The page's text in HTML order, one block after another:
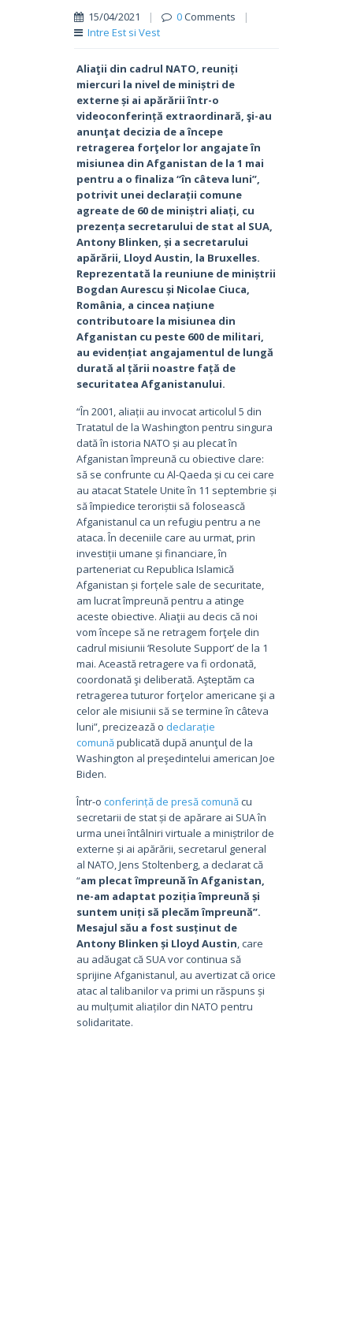
15/04/2021 | 0Comments
|
Intre Est si Vest
Aliaţii din cadrul NATO, reuniți
miercuri la nivel de miniștri de
externe și ai apărării într-o
videoconferință extraordinară, şi-au
anunţat decizia de a începe
retragerea forţelor lor angajate în
misiunea din Afganistan de la 1 mai
pentru a o finaliza “în câteva luni”,
potrivit unei declarații comune
agreate de 60 de miniștri aliați, cu
prezența secretarului de stat al SUA,
Antony Blinken, și a secretarului
apărării, Lloyd Austin, la Bruxelles.
Reprezentată la reuniune de miniștrii
Bogdan Aurescu și Nicolae Ciuca,
România, a cincea națiune
contributoare la misiunea din
Afganistan cu peste 600 de militari,
au evidențiat angajamentul de lungă
durată al țării noastre față de
securitatea Afganistanului.
“În 2001, aliații au invocat articolul 5 din
Tratatul de la Washington pentru singura
dată în istoria NATO și au plecat în
Afganistan împreună cu obiective clare:
să se confrunte cu Al-Qaeda și cu cei care
au atacat Statele Unite în 11 septembrie și
să împiedice teroriștii să folosească
Afganistanul ca un refugiu pentru a ne
ataca. În deceniile care au urmat, prin
investiții umane și financiare, în
parteneriat cu Republica Islamică
Afganistan și forțele sale de securitate,
am lucrat împreună pentru a atinge
aceste obiective. Aliaţii au decis că noi
vom începe să ne retragem forţele din
cadrul misiunii ‘Resolute Support’ de la 1
mai. Această retragere va fi ordonată,
coordonată şi deliberată. Aşteptăm ca
retragerea tuturor forţelor americane şi a
celor ale misiunii să se termine în câteva
luni”, precizează o declarație
comunăpublicată după anunţul de la
Washington al preşedintelui american Joe
Biden.
Într-o conferință de presă comunăcu
secretarii de stat și de apărare ai SUA în
urma unei întâlniri virtuale a miniștrilor de
externe și ai apărării, secretarul general
al NATO, Jens Stoltenberg, a declarat că
“am plecat împreună în Afganistan,
ne-am adaptat poziția împreună și
suntem uniți să plecăm împreună”.
Mesajul său a fost susținut de
Antony Blinken și Lloyd Austin, care
au adăugat că SUA vor continua să
sprijine Afganistanul, au avertizat că orice
atac al talibanilor va primi un răspuns și
au mulțumit aliaților din NATO pentru
solidaritate.